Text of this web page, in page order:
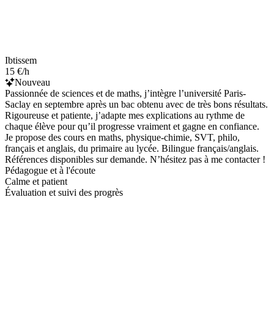
Ibtissem
15 €/h
Nouveau
Passionnée de sciences et de maths, j’intègre l’université Paris-
Saclay en septembre après un bac obtenu avec de très bons résultats.
Rigoureuse et patiente, j’adapte mes explications au rythme de
chaque élève pour qu’il progresse vraiment et gagne en confiance.
Je propose des cours en maths, physique-chimie, SVT, philo,
français et anglais, du primaire au lycée. Bilingue français/anglais.
Références disponibles sur demande. N’hésitez pas à me contacter !
Pédagogue et à l'écoute
Calme et patient
Évaluation et suivi des progrès